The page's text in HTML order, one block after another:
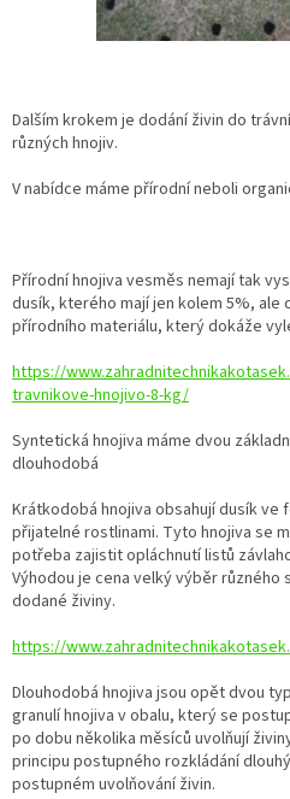
Dalším krokem je dodání živin do
různých hnojiv.
V nabídce máme přírodní neboli
Přírodní hnojiva vesměs nemají tak
dusík, kterého mají jen kolem 5%, ale
přírodního materiálu, který dokáže
https://
travnikove-hnojivo-8-kg/
Syntetická hnojiva máme dvou
dlouhodobá
Krátkodobá hnojiva obsahují dusík ve
přijatelné rostlinami. Tyto hnojiva se
potřeba zajistit opláchnutí listů
Výhodou je cena velký výběr různého
dodané živiny.
https://
Dlouhodobá hnojiva jsou opět dvou
granulí hnojiva v obalu, který se
po dobu několika měsíců uvolňují
principu postupného rozkládání
postupném uvolňování živin.